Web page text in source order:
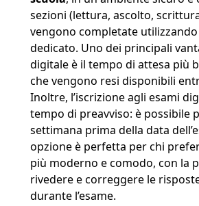
sezioni (lettura, ascolto,
vengono completate
dedicato. Uno dei principali
digitale è il tempo di attesa più
che vengono resi disponibili
Inoltre, l’iscrizione agli esami
tempo di preavviso: è possibile
settimana prima della data
opzione è perfetta per chi
più moderno e comodo, con la
rivedere e correggere le
durante l’esame.